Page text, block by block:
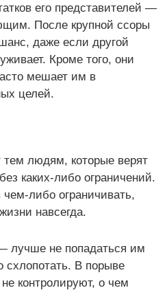
его представителей —
После крупной ссоры
даже если другой
Кроме того, они
мешает им в
целей.
людям, которые верят
каких-либо ограничений.
либо ограничивать,
навсегда.
лучше не попадаться им
схлопотать. В порыве
контролируют, о чем